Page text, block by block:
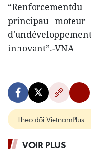
principau
innovant”.-VNA
Theo dõi VietnamPlus
VOIR PLUS